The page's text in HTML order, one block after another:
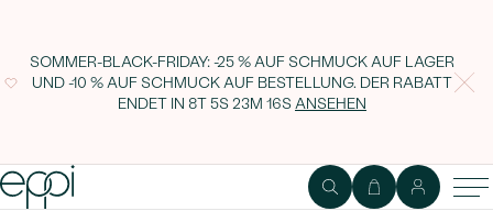
SOMMER-BLACK-FRIDAY: -25 % AUF SCHMUCK AUF LAGER
UND -10 % AUF SCHMUCK AUF BESTELLUNG. DER RABATT
ENDET IN 8T 5S 23M 15S ANSEHEN